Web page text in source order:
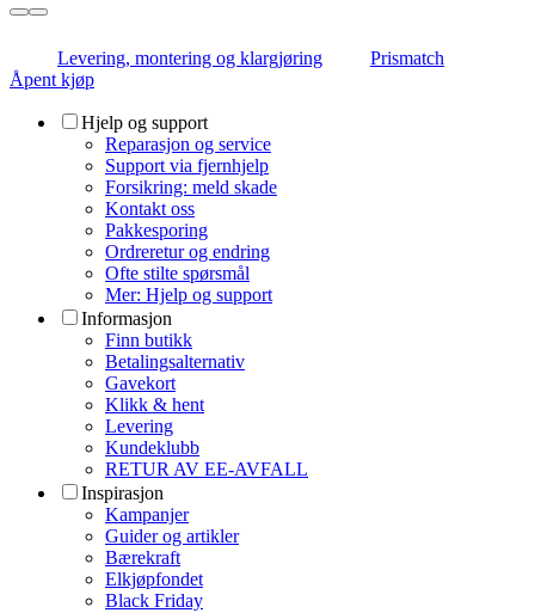
Levering, montering og klargjøring
Prismatch
Åpent kjøp
Hjelp og support
Reparasjon og service
Support via fjernhjelp
Forsikring: meld skade
Kontakt oss
Pakkesporing
Ordreretur og endring
Ofte stilte spørsmål
Mer: Hjelp og support
Informasjon
Finn butikk
Betalingsalternativ
Gavekort
Klikk & hent
Levering
Kundeklubb
RETUR AV EE-AVFALL
Inspirasjon
Kampanjer
Guider og artikler
Bærekraft
Elkjøpfondet
Black Friday